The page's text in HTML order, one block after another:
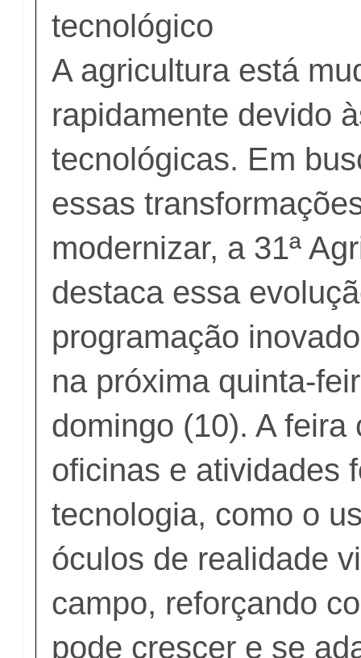
tecnológico
A agricultura está
rapidamente devido
tecnológicas. Em
essas
modernizar, a 31ª
destaca essa
programação
na próxima quinta-
domingo (10). A feira
oficinas e atividades
tecnologia, como o
óculos de realidade
campo, reforçando
pode crescer e se